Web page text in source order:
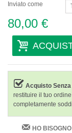
Inviato come
80,00 €
Acquisto
restituire il tuo
completamente
HO